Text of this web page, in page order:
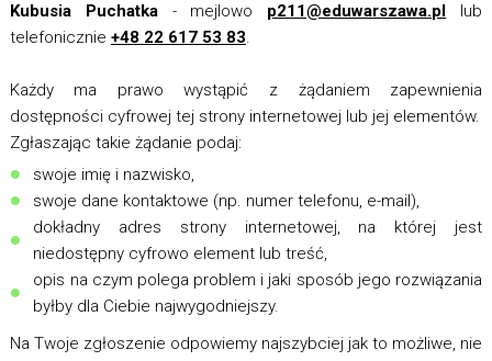
Kubusia Puchatka- mejlowo p211@eduwarszawa.pl lub
telefonicznie +48 22 617 53 83.
Każdy ma prawo wystąpić z żądaniem zapewnienia
dostępności cyfrowej tej strony internetowej lub jej elementów.
Zgłaszając takie żądanie podaj:
swoje imię i nazwisko,
swoje dane kontaktowe (np. numer telefonu, e-mail),
dokładny adres strony internetowej, na której jest
niedostępny cyfrowo element lub treść,
opis na czym polega problem i jaki sposób jego rozwiązania
byłby dla Ciebie najwygodniejszy.
Na Twoje zgłoszenie odpowiemy najszybciej jak to możliwe, nie